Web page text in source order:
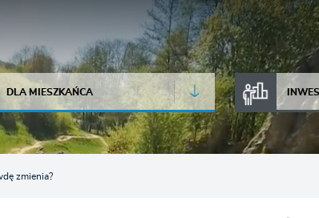
DLA MIESZKAŃCA
zmienia?